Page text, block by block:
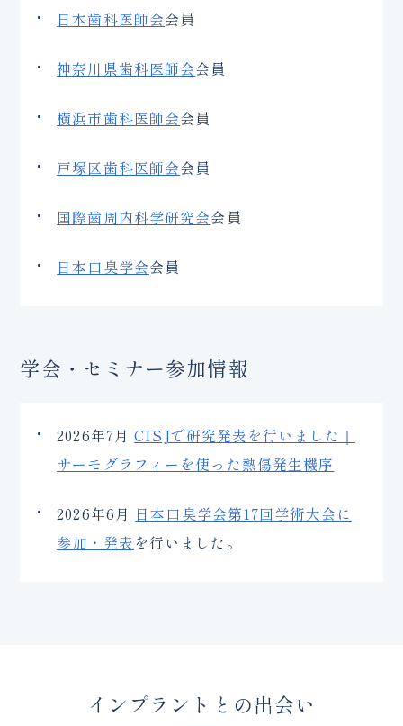
日本歯科医師会会員
神奈川県歯科医師会会員
横浜市歯科医師会会員
戸塚区歯科医師会会員
国際歯周内科学研究会会員
日本口臭学会会員
学会・セミナー参加情報
2026年7月CISJで研究発表を行いました｜
サーモグラフィーを使った熱傷発生機序
2026年6月 日本口臭学会第17回学術大会に
参加・発表を行いました。
インプラントとの出会い